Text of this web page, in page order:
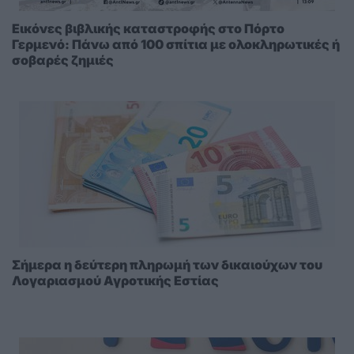
Εικόνες βιβλικής καταστροφής στο Πόρτο
Γερμενό: Πάνω από 100 σπίτια με ολοκληρωτικές ή
σοβαρές ζημιές
Σήμερα η δεύτερη πληρωμή των δικαιούχων του
Λογαριασμού Αγροτικής Εστίας